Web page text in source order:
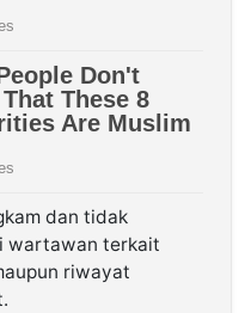
dan tidak
wartawan terkait
riwayat